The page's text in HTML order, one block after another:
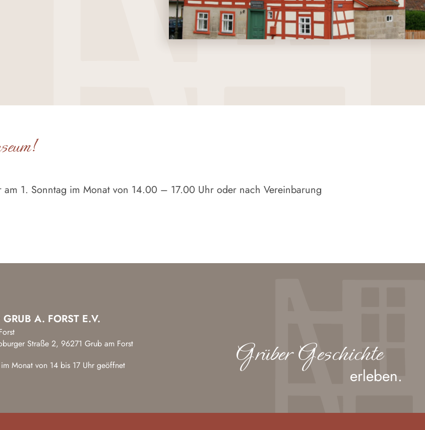
am 1. Sonntag im Monat von 14.00 – 17.00 Uhr oder nach Vereinbarung
A. FORST E.V.
Straße 2, 96271 Grub am Forst
Monat von 14 bis 17 Uhr geöffnet
Grüber Geschichte
erleben.